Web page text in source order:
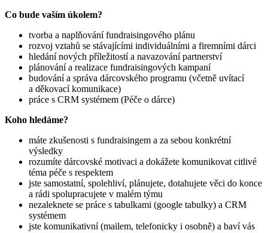
Co bude vaším úkolem?
tvorba a naplňování fundraisingového plánu
rozvoj vztahů se stávajícími individuálními a firemními dárci
hledání nových příležitostí a navazování partnerství
plánování a realizace fundraisingových kampaní
budování a správa dárcovského programu (včetně uvítací
a děkovací komunikace)
práce s CRM systémem (Péče o dárce)
Koho hledáme?
máte zkušenosti s fundraisingem a za sebou konkrétní
výsledky
rozumíte dárcovské motivaci a dokážete komunikovat citlivé
téma péče s respektem
jste samostatní, spolehliví, plánujete, dotahujete věci do konce
a rádi spolupracujete v malém týmu
nezaleknete se práce s tabulkami (google tabulky) a CRM
systémem
jste komunikativní (mailem, telefonicky i osobně) a baví vás